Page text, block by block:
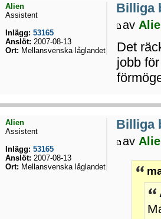
Billiga
av
Det
jobb
Alien
Assistent
Inlägg: 53165
Anslöt: 2007-08-13
Ort: Mellansvenska låglandet
Billiga
av
Alien
Assistent
Inlägg: 53165
Anslöt: 2007-08-13
Ort: Mellansvenska låglandet